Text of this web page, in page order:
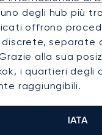
uno degli hub più
offrono
discrete, separate
alla sua
i quartieri
raggiungibili.
IATA